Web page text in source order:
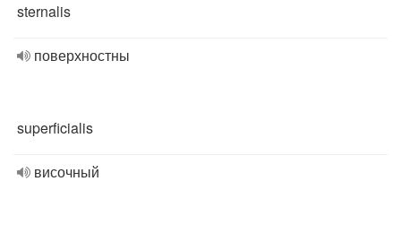
sternalis
поверхностны
superficialis
височный